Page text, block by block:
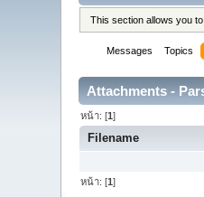
This section allows you
Messages Topics
Attachments -
หน้า: [1]
Filename
หน้า: [1]